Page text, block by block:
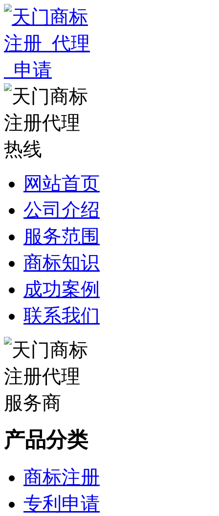
网站首页
公司介绍
服务范围
商标知识
成功案例
联系我们
产品分类
商标注册
专利申请